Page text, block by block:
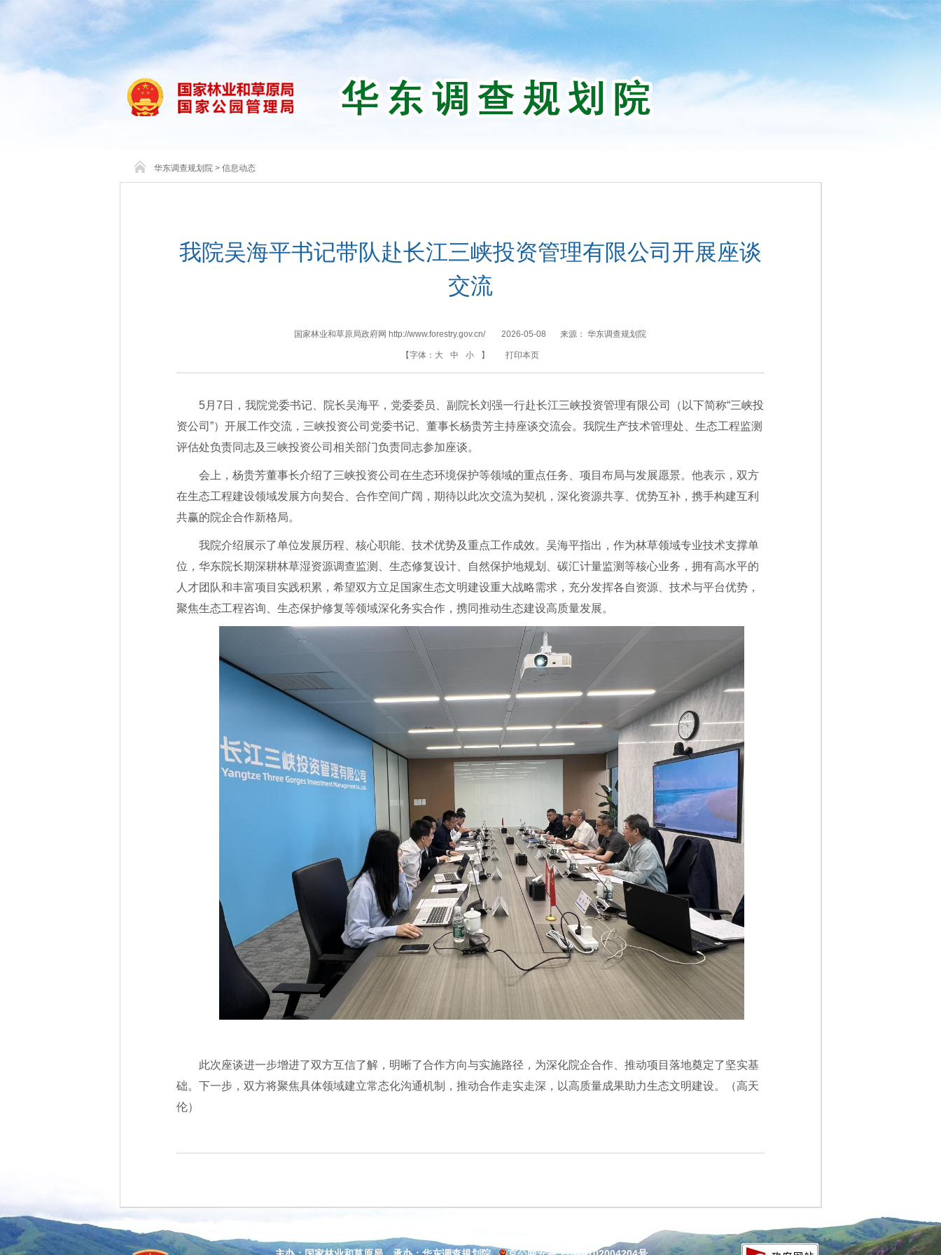
华东调查规划院 > 信息动态
我院吴海平书记带队赴长江三峡投资管理有限公司开展座谈
交流
国家林业和草原局政府网 http://www.forestry.gov.cn/ 2026-05-08 来源： 华东调查规划院
【字体： 大 中 小 】 打印本页
5月7日，我院党委书记、院长吴海平，党委委员、副院长刘强一行赴长江三峡投资管理有限公司（以下简称“三峡投
资公司”）开展工作交流，三峡投资公司党委书记、董事长杨贵芳主持座谈交流会。我院生产技术管理处、生态工程监测
评估处负责同志及三峡投资公司相关部门负责同志参加座谈。
会上，杨贵芳董事长介绍了三峡投资公司在生态环境保护等领域的重点任务、项目布局与发展愿景。他表示，双方
在生态工程建设领域发展方向契合、合作空间广阔，期待以此次交流为契机，深化资源共享、优势互补，携手构建互利
共赢的院企合作新格局。
我院介绍展示了单位发展历程、核心职能、技术优势及重点工作成效。吴海平指出，作为林草领域专业技术支撑单
位，华东院长期深耕林草湿资源调查监测、生态修复设计、自然保护地规划、碳汇计量监测等核心业务，拥有高水平的
人才团队和丰富项目实践积累，希望双方立足国家生态文明建设重大战略需求，充分发挥各自资源、技术与平台优势，
聚焦生态工程咨询、生态保护修复等领域深化务实合作，携同推动生态建设高质量发展。
此次座谈进一步增进了双方互信了解，明晰了合作方向与实施路径，为深化院企合作、推动项目落地奠定了坚实基
础。下一步，双方将聚焦具体领域建立常态化沟通机制，推动合作走实走深，以高质量成果助力生态文明建设。（高天
伦）